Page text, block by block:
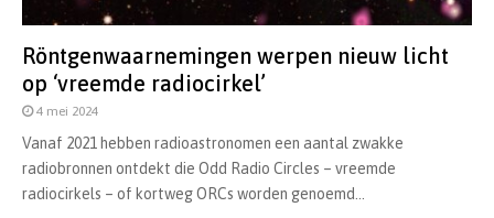
Röntgenwaarnemingen werpen nieuw licht
op ‘vreemde radiocirkel’
4 mei 2024
Vanaf 2021 hebben radioastronomen een aantal zwakke
radiobronnen ontdekt die Odd Radio Circles – vreemde
radiocirkels – of kortweg ORCs worden genoemd...